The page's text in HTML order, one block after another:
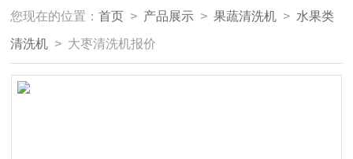
您现在的位置：首页 > 产品展示 >果蔬清洗机 > 水果类
清洗机 > 大枣清洗机报价